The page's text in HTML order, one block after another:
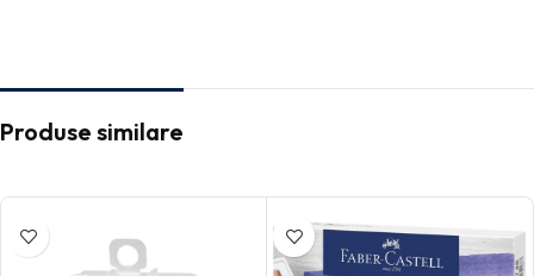
Produse similare